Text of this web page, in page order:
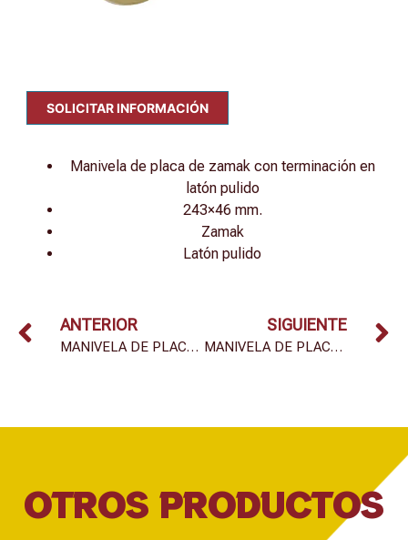
SOLICITAR INFORMACIÓN
Manivela de placa de zamak con terminación en
latón pulido
243×46 mm.
Zamak
Latón pulido
ANTERIOR
MANIVELA DE PLACA 1301
SIGUIENTE
MANIVELA DE PLACA M135
OTROS PRODUCTOS